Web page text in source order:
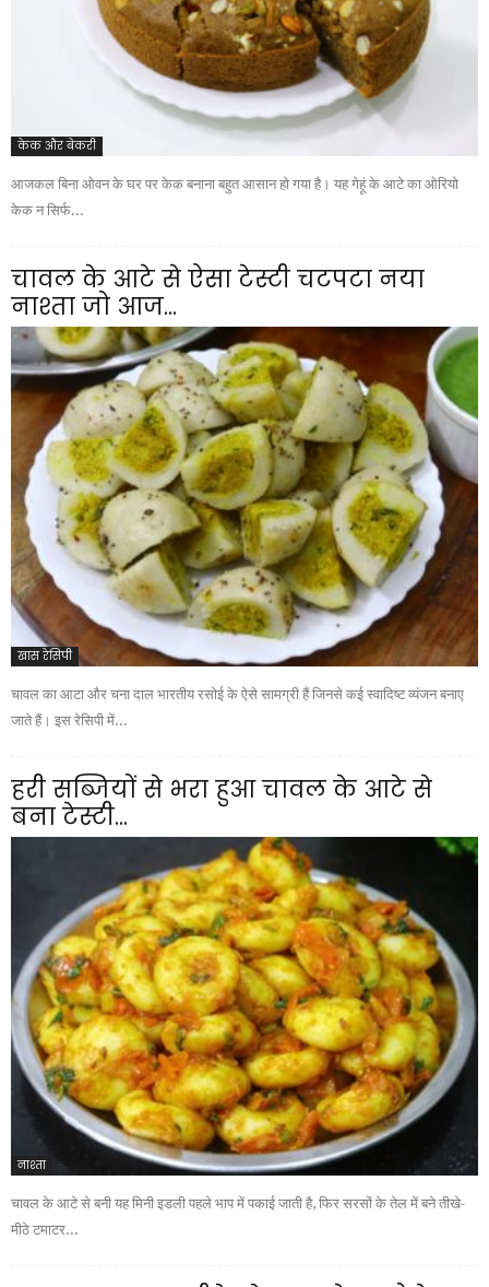
केक और बेकरी
आजकल बिना ओवन के घर पर केक बनाना बहुत आसान हो गया है। यह गेहूं के आटे का ओरियो
केक न सिर्फ...
चावल के आटे से ऐसा टेस्टी चटपटा नया
नाश्ता जो आज...
खास रेसिपी
चावल का आटा और चना दाल भारतीय रसोई के ऐसे सामग्री हैं जिनसे कई स्वादिष्ट व्यंजन बनाए
जाते हैं। इस रेसिपी में...
हरी सब्जियों से भरा हुआ चावल के आटे से
बना टेस्टी...
नाश्ता
चावल के आटे से बनी यह मिनी इडली पहले भाप में पकाई जाती है, फिर सरसों के तेल में बने तीखे-
मीठे टमाटर...